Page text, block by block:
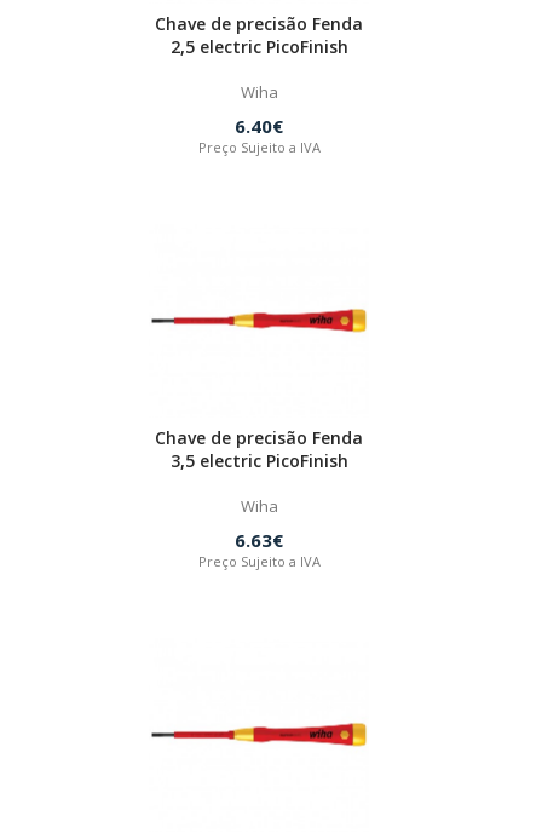
Chave de precisão Fenda
2,5 electric PicoFinish
Wiha
6.40€
Preço Sujeito a IVA
Chave de precisão Fenda
3,5 electric PicoFinish
Wiha
6.63€
Preço Sujeito a IVA